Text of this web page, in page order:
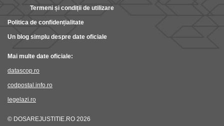
Termeni și condiții de utilizare
Politica de confidențialitate
Un blog simplu despre date oficiale
Mai multe date oficiale:
datascop.ro
codpostal.info.ro
legelazi.ro
© DOSAREJUSTITIE.RO 2026